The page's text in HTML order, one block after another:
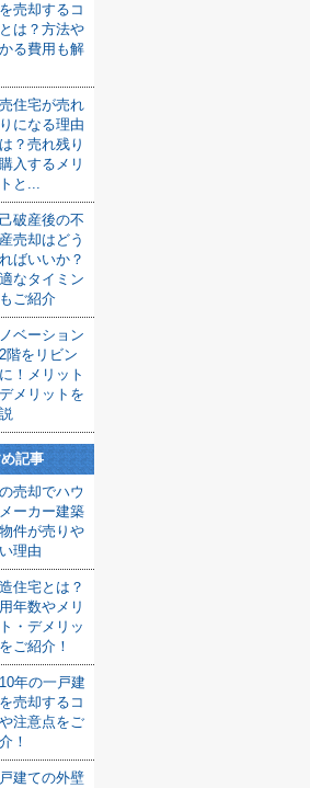
売却するコ
は？方法や
る費用も解
住宅が売れ
になる理由
？売れ残り
入するメリ
と...
破産後の不
売却はどう
ばいいか？
なタイミン
ご紹介
ベーション
階をリビン
！メリット
メリットを
記事
売却でハウ
ーカー建築
件が売りや
理由
住宅とは？
年数やメリ
・デメリッ
ご紹介！
年の一戸建
売却するコ
注意点をご
！
建ての外壁